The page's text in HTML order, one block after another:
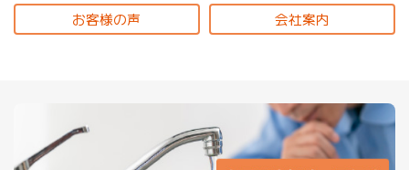
お客様の声 会社案内